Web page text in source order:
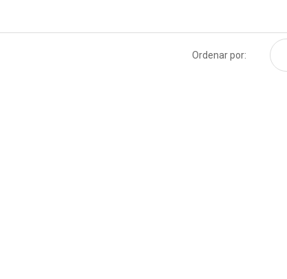
Ordenar por: